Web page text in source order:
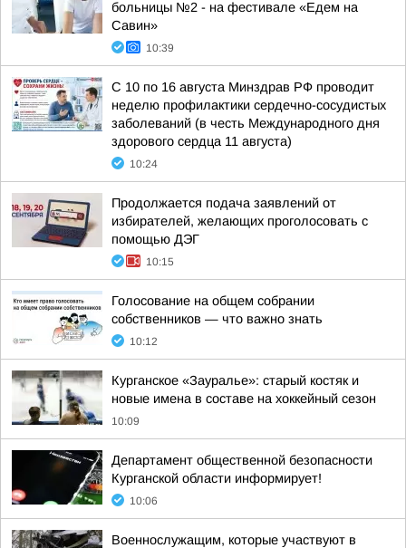
больницы №2 - на фестивале «Едем на
Савин»
10:39
С 10 по 16 августа Минздрав РФ проводит
неделю профилактики сердечно-сосудистых
заболеваний (в честь Международного дня
здорового сердца 11 августа)
10:24
Продолжается подача заявлений от
избирателей, желающих проголосовать с
помощью ДЭГ
10:15
Голосование на общем собрании
собственников — что важно знать
10:12
Курганское «Зауралье»: старый костяк и
новые имена в составе на хоккейный сезон
10:09
Департамент общественной безопасности
Курганской области информирует!
10:06
Военнослужащим, которые участвуют в